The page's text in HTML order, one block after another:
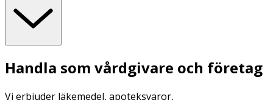
Handla som vårdgivare och företag
Vi erbjuder läkemedel, apoteksvaror,